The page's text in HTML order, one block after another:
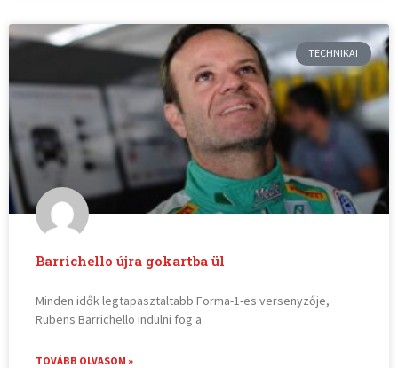
TECHNIKAI
Barrichello újra gokartba ül
Minden idők legtapasztaltabb Forma-1-es versenyzője,
Rubens Barrichello indulni fog a
TOVÁBB OLVASOM »